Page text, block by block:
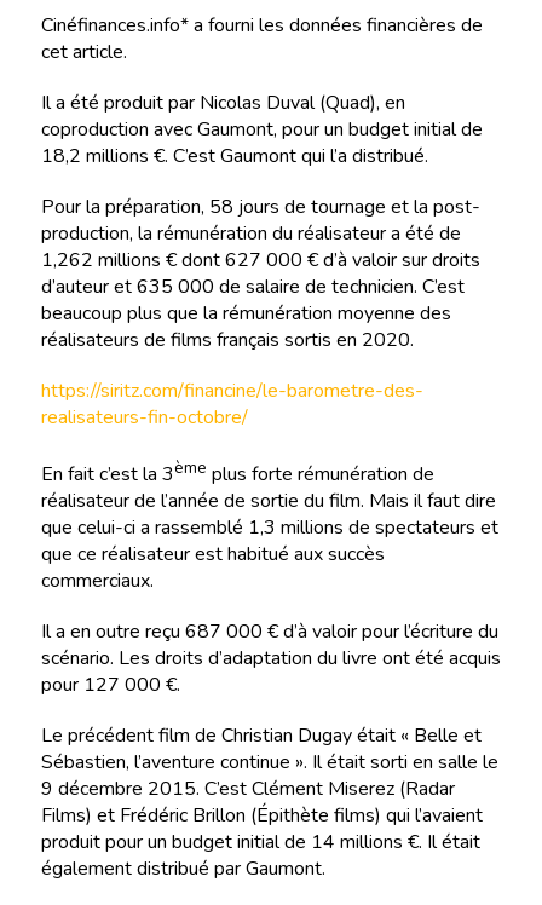
Cinéfinances.info* a fourni les données financières de
cet article.
Il a été produit par Nicolas Duval (Quad), en
coproduction avec Gaumont, pour un budget initial de
18,2 millions €. C’est Gaumont qui l’a distribué.
Pour la préparation, 58 jours de tournage et la post-
production, la rémunération du réalisateur a été de
1,262 millions € dont 627 000 € d’à valoir sur droits
d’auteur et 635 000 de salaire de technicien. C’est
beaucoup plus que la rémunération moyenne des
réalisateurs de films français sortis en 2020.
https://siritz.com/financine/le-barometre-des-
realisateurs-fin-octobre/
En fait c’est la 3ème plus forte rémunération de
réalisateur de l’année de sortie du film. Mais il faut dire
que celui-ci a rassemblé 1,3 millions de spectateurs et
que ce réalisateur est habitué aux succès
commerciaux.
Il a en outre reçu 687 000 € d’à valoir pour l’écriture du
scénario. Les droits d’adaptation du livre ont été acquis
pour 127 000 €.
Le précédent film de Christian Dugay était « Belle et
Sébastien, l’aventure continue ». Il était sorti en salle le
9 décembre 2015. C’est Clément Miserez (Radar
Films) et Frédéric Brillon (Épithète films) qui l’avaient
produit pour un budget initial de 14 millions €. Il était
également distribué par Gaumont.